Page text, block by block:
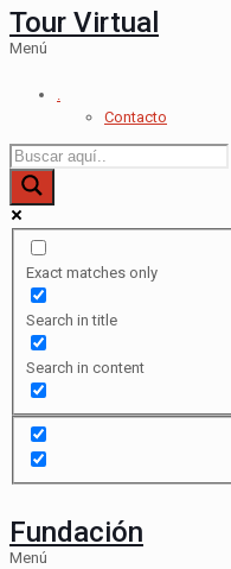
Tour Virtual
Menú
.
Contacto
Exact matches only
Search in title
Search in content
Fundación
Menú